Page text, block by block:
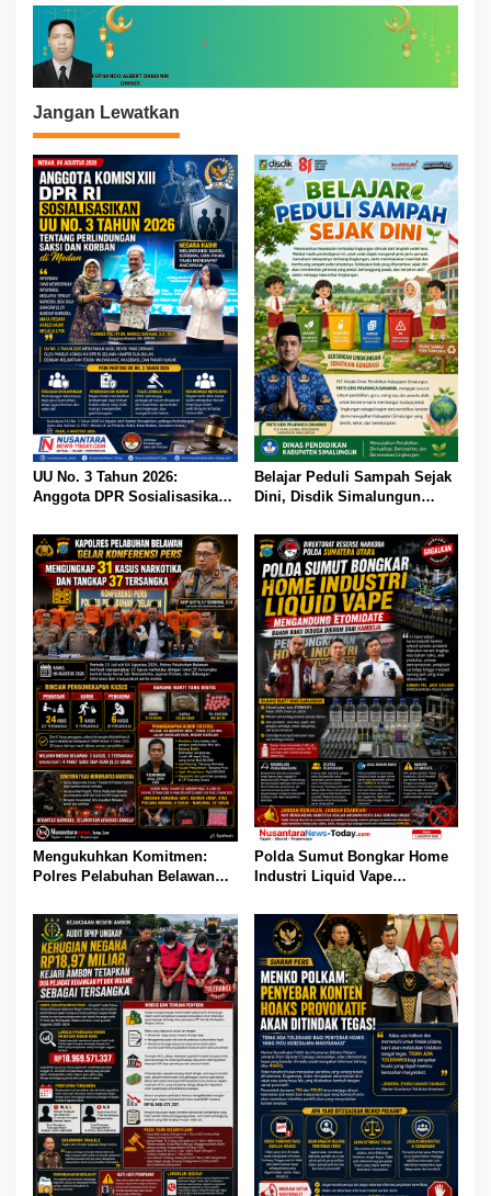
Jangan Lewatkan
UU No. 3 Tahun 2026:
Anggota DPR Sosialisasikan
Saksi dan Korban di Medan
Belajar Peduli Sampah Sejak
Dini, Disdik Simalungun
Berwawasan Lingkungan
Mengukuhkan Komitmen:
Polres Pelabuhan Belawan
Amankan 37 Tersangka
Polda Sumut Bongkar Home
Industri Liquid Vape
Diduga dari Kamboja